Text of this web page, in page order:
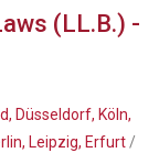
(LL.B.) -
Düsseldorf, Köln,
Leipzig, Erfurt /